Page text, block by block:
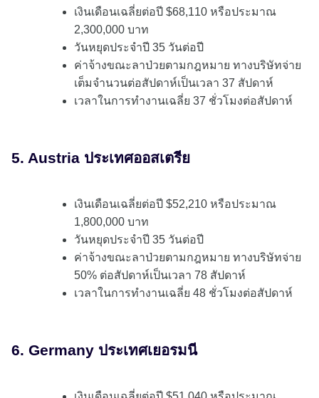
เงินเดือนเฉลี่ยต่อปี $68,110 หรือประมาณ
2,300,000 บาท
วันหยุดประจำปี 35 วันต่อปี
ค่าจ้างขณะลาป่วยตามกฎหมาย ทางบริษัทจ่าย
เต็มจำนวนต่อสัปดาห์เป็นเวลา 37 สัปดาห์
เวลาในการทำงานเฉลี่ย 37 ชั่วโมงต่อสัปดาห์
5. Austria ประเทศออสเตรีย
เงินเดือนเฉลี่ยต่อปี $52,210 หรือประมาณ
1,800,000 บาท
วันหยุดประจำปี 35 วันต่อปี
ค่าจ้างขณะลาป่วยตามกฎหมาย ทางบริษัทจ่าย
50% ต่อสัปดาห์เป็นเวลา 78 สัปดาห์
เวลาในการทำงานเฉลี่ย 48 ชั่วโมงต่อสัปดาห์
6. Germany ประเทศเยอรมนี